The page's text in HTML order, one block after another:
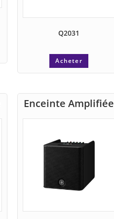
Q2031
Acheter
Enceinte Amplifiée